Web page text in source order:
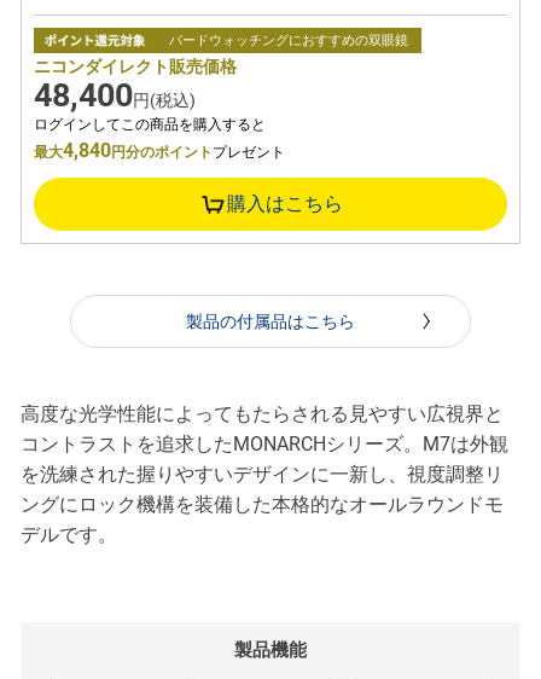
バードウォッチングにおすすめの双眼鏡
ニコンダイレクト販売価格
48,400円(税込)
ログインしてこの商品を購入すると
最大4,840円分のポイント プレゼント
購入はこちら
製品の付属品はこちら
高度な光学性能によってもたらされる見やすい広視界と
コントラストを追求したMONARCHシリーズ。M7は外観
を洗練された握りやすいデザインに一新し、視度調整リ
ングにロック機構を装備した本格的なオールラウンドモ
デルです。
製品機能